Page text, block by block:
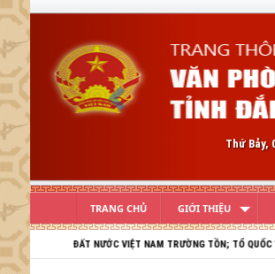
Previous
Thứ Bảy,
TRANG CHỦ GIỚI THIỆU
TỒN; TỔ QUỐC VIỆT NAM HÒA BÌNH; DÂN TỘC VIỆT